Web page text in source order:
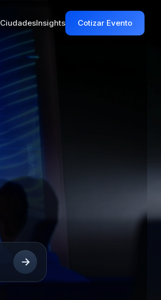
CiudadesInsights Cotizar Evento